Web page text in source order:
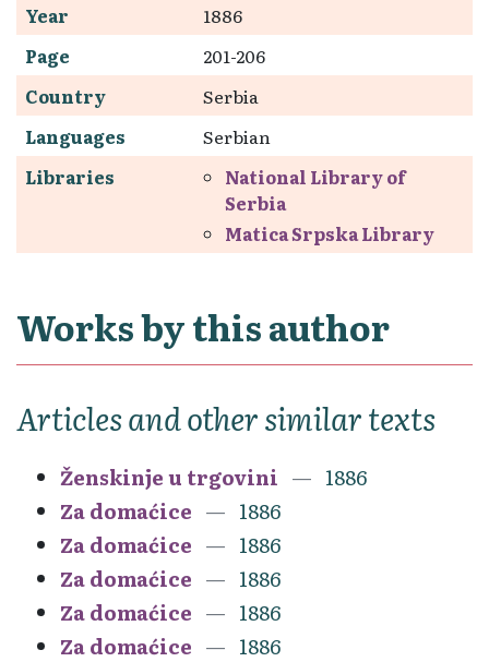
Year
1886
Page
201-206
Country
Serbia
Languages
Serbian
Libraries
National Library of
Serbia
Matica Srpska Library
Works by this author
Articles and other similar texts
Ženskinje u trgovini
1886
Za domaćice
1886
Za domaćice
1886
Za domaćice
1886
Za domaćice
1886
Za domaćice
1886